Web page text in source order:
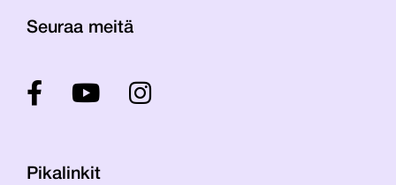
Seuraa meitä
Pikalinkit